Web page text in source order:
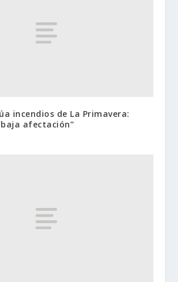
incendios de La Primavera:
afectación”